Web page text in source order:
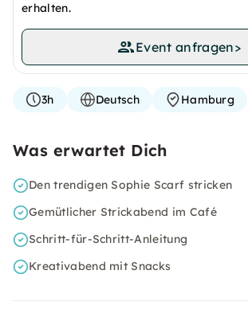
erhalten.
Event anfragen>
3h Deutsch Hamburg
Was erwartet Dich
Den trendigen Sophie Scarf stricken
Gemütlicher Strickabend im Café
Schritt-für-Schritt-Anleitung
Kreativabend mit Snacks